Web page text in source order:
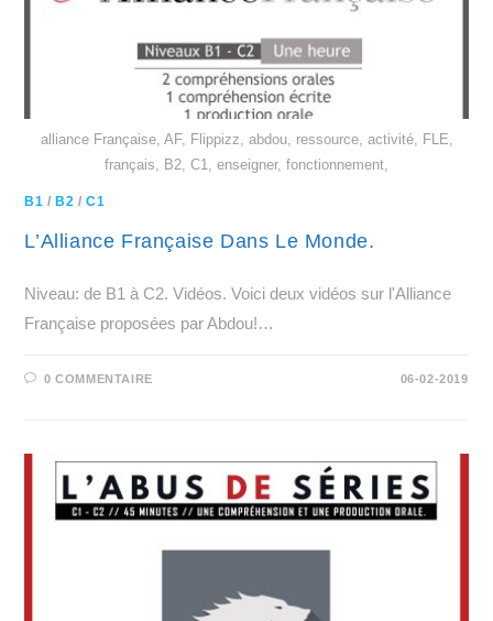
alliance Française, AF, Flippizz, abdou, ressource, activité, FLE,
français, B2, C1, enseigner, fonctionnement,
B1 /B2 /C1
L’Alliance Française Dans Le Monde.
Niveau: de B1 à C2. Vidéos. Voici deux vidéos sur l'Alliance
Française proposées par Abdou!…
0 COMMENTAIRE 06-02-2019